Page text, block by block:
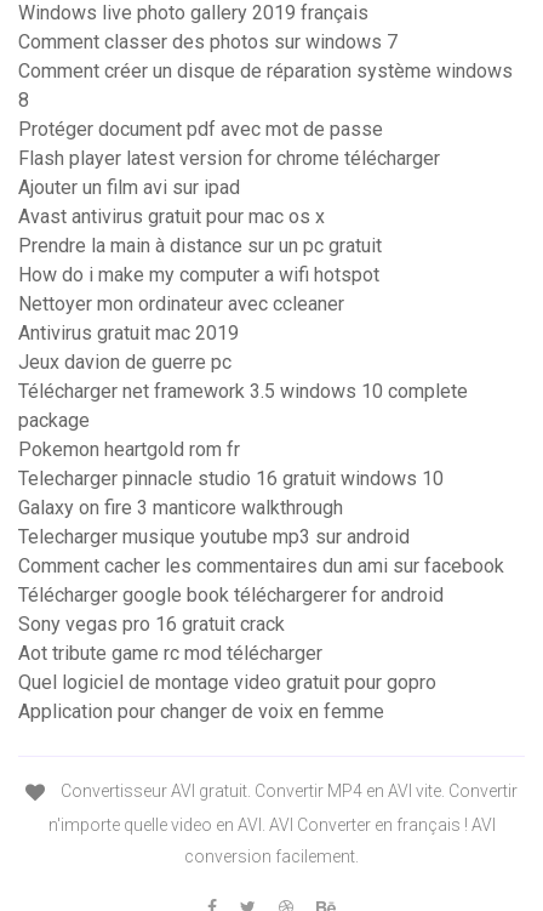
Windows live photo gallery 2019 français
Comment classer des photos sur windows 7
Comment créer un disque de réparation système windows
8
Protéger document pdf avec mot de passe
Flash player latest version for chrome télécharger
Ajouter un film avi sur ipad
Avast antivirus gratuit pour mac os x
Prendre la main à distance sur un pc gratuit
How do i make my computer a wifi hotspot
Nettoyer mon ordinateur avec ccleaner
Antivirus gratuit mac 2019
Jeux davion de guerre pc
Télécharger net framework 3.5 windows 10 complete
package
Pokemon heartgold rom fr
Telecharger pinnacle studio 16 gratuit windows 10
Galaxy on fire 3 manticore walkthrough
Telecharger musique youtube mp3 sur android
Comment cacher les commentaires dun ami sur facebook
Télécharger google book téléchargerer for android
Sony vegas pro 16 gratuit crack
Aot tribute game rc mod télécharger
Quel logiciel de montage video gratuit pour gopro
Application pour changer de voix en femme
Convertisseur AVI gratuit. Convertir MP4 en AVI vite. Convertir
n'importe quelle video en AVI. AVI Converter en français ! AVI
conversion facilement.